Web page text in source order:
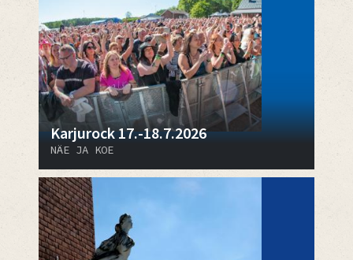
Karjurock 17.-18.7.2026
NÄE JA KOE